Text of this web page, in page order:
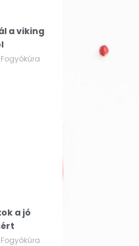
a viking
Fogyókúra
a jó
Fogyókúra